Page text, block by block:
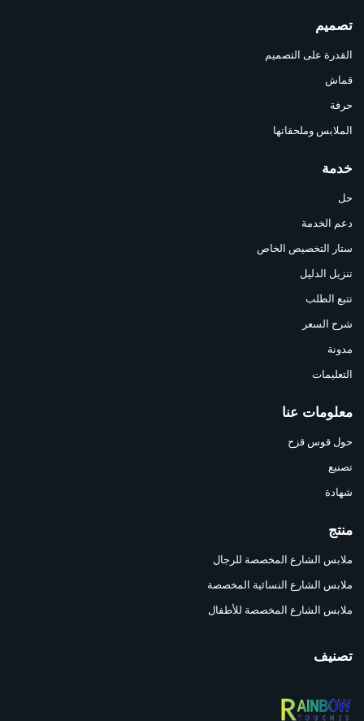
تصميم
القدرة على التصميم
قماش
حرفة
الملابس وملحقاتها
خدمة
حل
دعم الخدمة
ستار التخصيص الخاص
تنزيل الدليل
تتبع الطلب
شرح السعر
مدونة
التعليمات
معلومات عنا
حول قوس قزح
تصنيع
شهادة
منتج
ملابس الشارع المخصصة للرجال
ملابس الشارع النسائية المخصصة
ملابس الشارع المخصصة للأطفال
تصنيف